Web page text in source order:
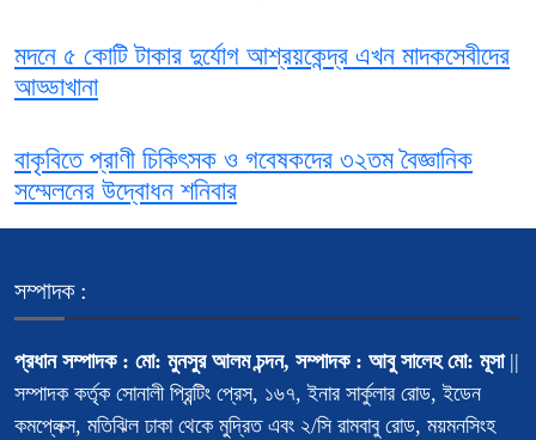
মদনে ৫ কোটি টাকার দুর্যোগ আশ্রয়কেন্দ্র এখন মাদকসেবীদের
আড্ডাখানা
বাকৃবিতে প্রাণী চিকিৎসক ও গবেষকদের ৩২তম বৈজ্ঞানিক
সম্মেলনের উদ্বোধন শনিবার
সম্পাদক :
প্রধান সম্পাদক : মো: মুনসুর আলম চন্দন, সম্পাদক : আবু সালেহ মো: মূসা||
সম্পাদক কর্তৃক সোনালী প্রিন্টিং প্রেস, ১৬৭, ইনার সার্কুলার রোড, ইডেন
কমপ্লেক্স, মতিঝিল ঢাকা থেকে মুদ্রিত এবং ২/সি রামবাবু রোড, ময়মনসিংহ